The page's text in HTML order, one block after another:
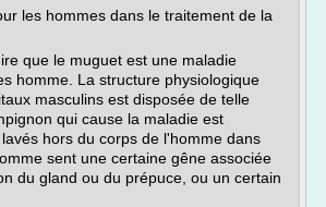
les hommes dans le traitement de la
que le muguet est une maladie
homme. La structure physiologique
masculins est disposée de telle
qui cause la maladie est
hors du corps de l'homme dans
sent une certaine gêne associée
du gland ou du prépuce, ou un certain